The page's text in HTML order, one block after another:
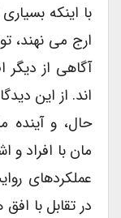
با اینکه
ارج می نهند،
آگاهی از دیگر
اند. از این
حال، و آینده
مان با افراد و
عملکردهای
در تقابل با